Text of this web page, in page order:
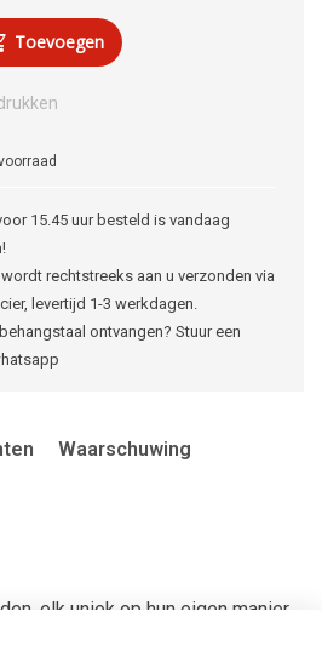
Toevoegen
15.45 uur besteld is vandaag
rechtstreeks aan u verzonden via
levertijd 1-3 werkdagen.
ontvangen? Stuur een
Waarschuwing
elk uniek op hun eigen manier.
zijn eigen, individuele verhaal.